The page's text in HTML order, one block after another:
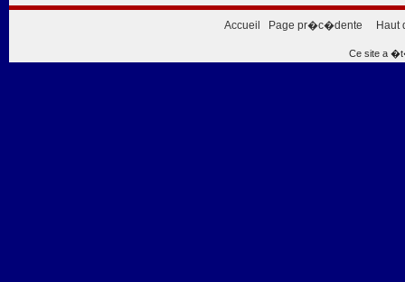
Accueil Page pr�c�dente Haut
Ce site a